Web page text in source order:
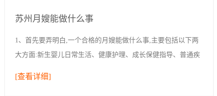
苏州月嫂能做什么事
1、首先要弄明白,一个合格的月嫂能做什么事,主要包括以下两
大方面:新生婴儿日常生活、健康护理、成长保健指导、普通疾
[查看详细]